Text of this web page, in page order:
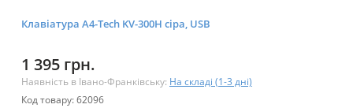
Клавіатура A4-Tech KV-300H сіра, USB
1 395 грн.
Наявність в Івано-Франківську: На складі (1-3 дні)
Код товару: 62096